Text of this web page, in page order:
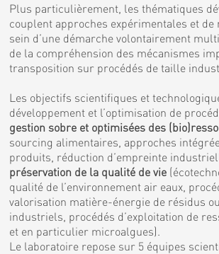
Plus particulièrement, les thématiques
couplent approches expérimentales et de
sein d’une démarche volontairement
de la compréhension des mécanismes
transposition sur procédés de taille
Les objectifs scientifiques et
développement et l’optimisation de
gestion sobre et optimisées des
sourcing alimentaires, approches
produits, réduction d’empreinte
préservation de la qualité de vie
qualité de l’environnement air eaux,
valorisation matière-énergie de résidus
industriels, procédés d’exploitation de
et en particulier microalgues).
Le laboratoire repose sur 5 équipes